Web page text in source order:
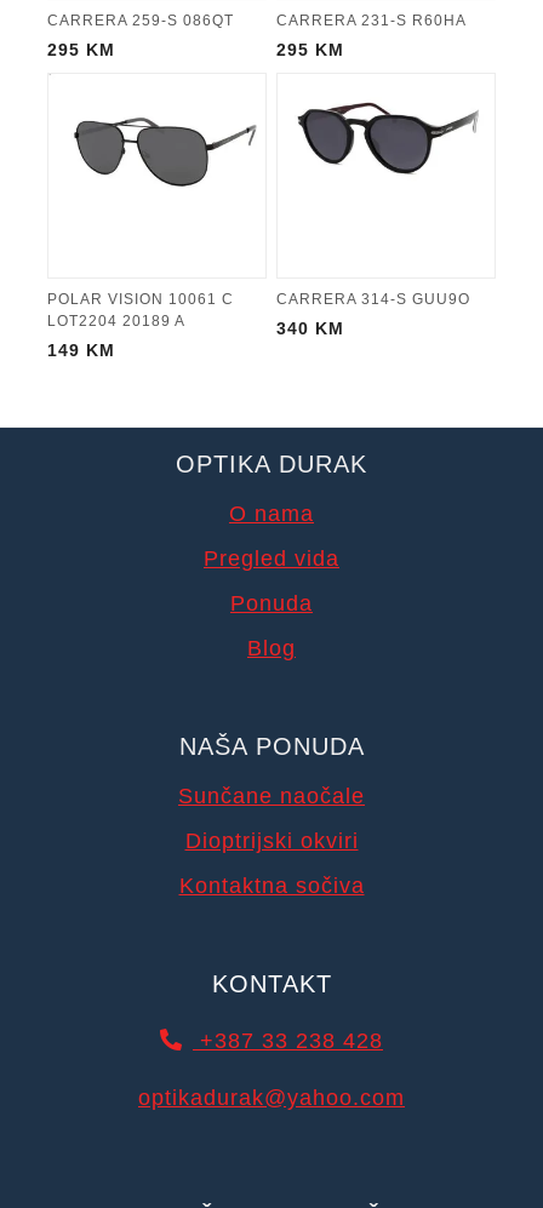
CARRERA 259-S 086QT
295 KM
CARRERA 231-S R60HA
295 KM
POLAR VISION 10061 C
LOT2204 20189 A
149 KM
CARRERA 314-S GUU9O
340 KM
OPTIKA DURAK
O nama
Pregled vida
Ponuda
Blog
NAŠA PONUDA
Sunčane naočale
Dioptrijski okviri
Kontaktna sočiva
KONTAKT
+387 33 238 428
optikadurak@yahoo.com